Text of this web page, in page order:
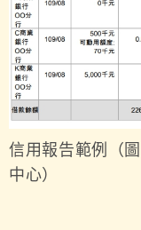
信用報告範例（
中心）